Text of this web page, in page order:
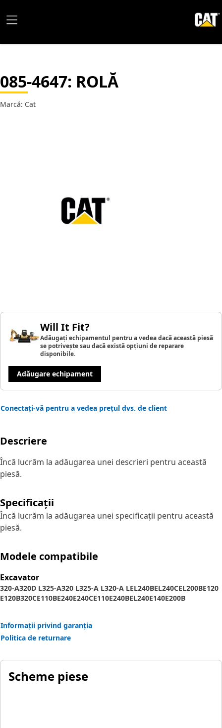
085-4647: ROLĂ
Marcă: Cat
Will It Fit?
Adăugați echipamentul pentru a vedea dacă această piesă
se potrivește sau dacă există opțiuni de reparare
disponibile.
Adăugare echipament
Conectați-vă pentru a vedea prețul dvs. de client
Descriere
Încă lucrăm la adăugarea unei descrieri pentru această
piesă.
Specificații
Încă lucrăm la adăugarea unei specificații pentru această
piesă.
Modele compatibile
Excavator
320-A320D L325-A320 L325-A L320-A LEL240BEL240CEL200BE120
E120B320CE110BE240E240CE110E240BEL240E140E200B
Informații privind garanția
Politica de returnare
Scheme piese